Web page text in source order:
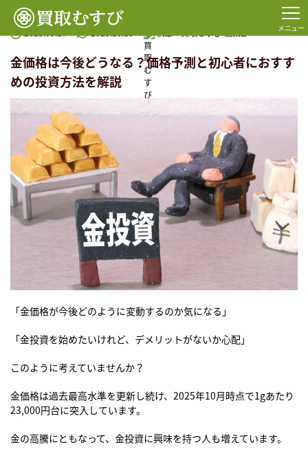
メニュー
TOP コラム一覧 金価格は今後どうなる？価格予測と初心者におすすめの投資方
2025.09.17 2025.10.18 執筆：買取むすび 編集部
金価格は今後どうなる？価格予測と初心者におすす
めの投資方法を解説
「金価格が今後どのように変動するのか気になる」
「金投資を始めたいけれど、デメリットがないか心配」
このように考えていませんか？
金価格は過去最高水準を更新し続け、2025年10月時点で1gあたり
23,000円台に突入しています。
金の高騰にともなって、金投資に興味を持つ人も増えています。